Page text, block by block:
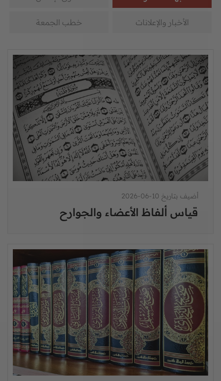
الأخبار والإعلانات خطب الجمعة
أضيف بتاريخ 10-06-2026
قياس ألفاظ الأعضاء والجوارح